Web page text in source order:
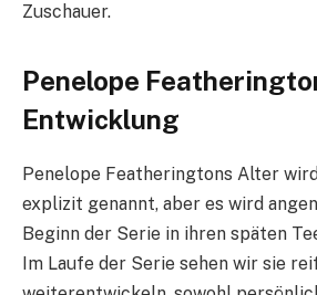
Zuschauer.
Penelope
Entwicklung
Penelope Featheringtons Alter
explizit genannt, aber es wird
Beginn der Serie in ihren späten
Im Laufe der Serie sehen wir sie